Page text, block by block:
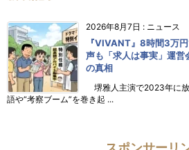
2026年8月7日 : ニュース
『VIVANT』8時間3万
声も「求人は事実」運営
の真相
堺雅人主演で2023年に
語や“考察ブーム”を巻き起 ...